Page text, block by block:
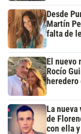
Desde
Martín
falta de
El nuevo
Rocío
La
de
con ella